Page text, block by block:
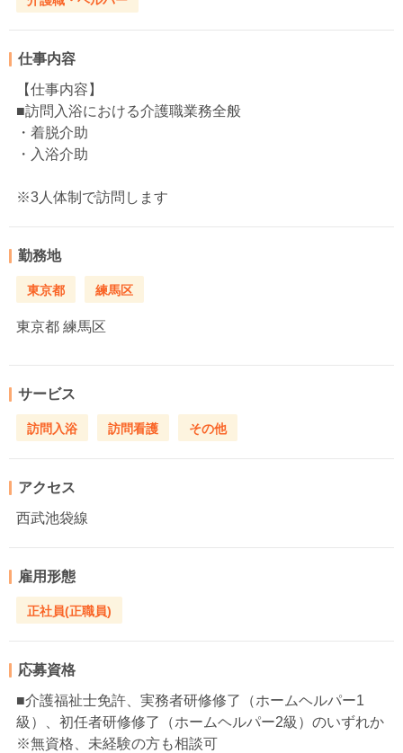
仕事内容
【仕事内容】
■訪問入浴における介護職業務全般
・着脱介助
・入浴介助
※3人体制で訪問します
勤務地
東京都 練馬区
東京都 練馬区
サービス
訪問入浴 訪問看護 その他
アクセス
西武池袋線
雇用形態
正社員(正職員)
応募資格
■介護福祉士免許、実務者研修修了（ホームヘルパー1
級）、初任者研修修了（ホームヘルパー2級）のいずれか
※無資格、未経験の方も相談可